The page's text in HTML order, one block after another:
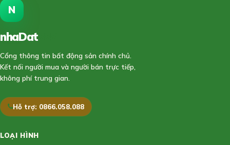
N
nhaDat
Cổng thông tin bất động sản chính chủ.
Kết nối người mua và người bán trực tiếp,
không phí trung gian.
Hỗ trợ: 0866.058.088
LOẠI HÌNH